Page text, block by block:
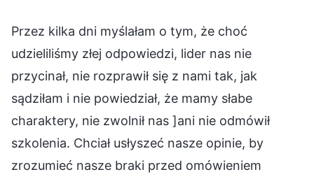
Przez kilka dni myślałam o tym, że choć
udzieliliśmy złej odpowiedzi, lider nas nie
przycinał, nie rozprawił się z nami tak, jak
sądziłam i nie powiedział, że mamy słabe
charaktery, nie zwolnił nas ]ani nie odmówił
szkolenia. Chciał usłyszeć nasze opinie, by
zrozumieć nasze braki przed omówieniem